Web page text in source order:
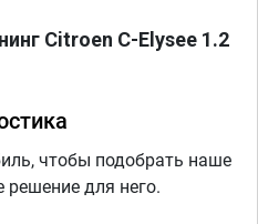
Citroen C-Elysee 1.2
чтобы подобрать наше
решение для него.